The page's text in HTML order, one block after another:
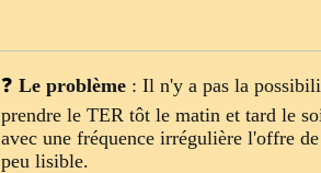
❓ Le problème : Il n'y a pas la
prendre le TER tôt le matin et tard le
avec une fréquence irrégulière l'offre
peu lisible.